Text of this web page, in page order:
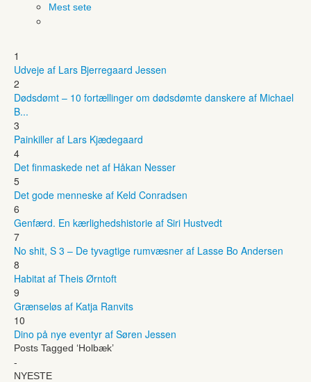
Mest sete
1
Udveje af Lars Bjerregaard Jessen
2
Dødsdømt – 10 fortællinger om dødsdømte danskere af Michael
B...
3
Painkiller af Lars Kjædegaard
4
Det finmaskede net af Håkan Nesser
5
Det gode menneske af Keld Conradsen
6
Genfærd. En kærlighedshistorie af Siri Hustvedt
7
No shit, S 3 – De tyvagtige rumvæsner af Lasse Bo Andersen
8
Habitat af Theis Ørntoft
9
Grænseløs af Katja Ranvits
10
Dino på nye eventyr af Søren Jessen
Posts Tagged ‘Holbæk’
-
NYESTE